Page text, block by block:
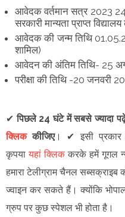
आवेदक वर्तमान सत्र 2023
सरकारी मान्यता प्राप्त
आवेदक की जन्म तिथि
शामिल)
आवेदन की अंतिम तिथि- 25
परीक्षा की तिथि -20 जनवरी
✔पिछले 24 घंटे में सबसे ज्यादा
क्लिककीजिए। ✔ इसी
कृपयायहां क्लिककरके हमें गूगल
हमारा टेलीग्राम चैनल सब्सक्राइब
ज्वाइन कर सकते हैं। क्योंकि
ग्रुप पर कुछ स्पेशल भी होता है।